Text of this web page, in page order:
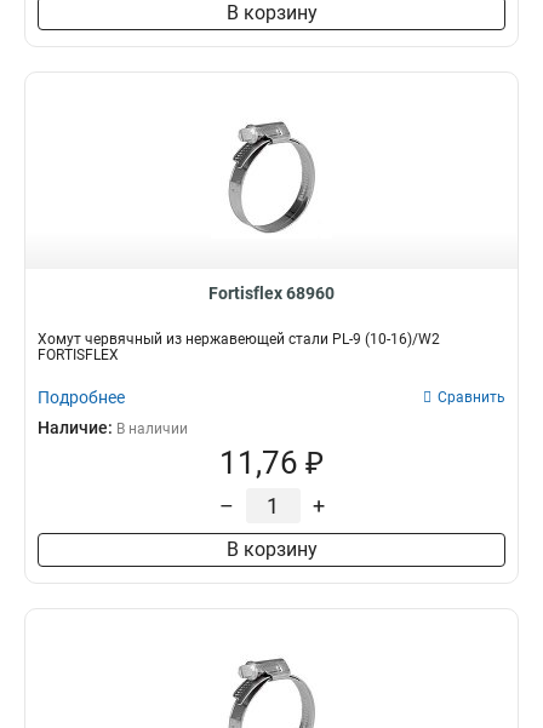
В корзину
Fortisflex 68960
Хомут червячный из нержавеющей стали PL-9 (10-16)/W2
FORTISFLEX
Подробнее Сравнить
Наличие: В наличии
11,76 ₽
– +
В корзину